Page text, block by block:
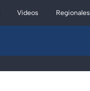
Videos Regionales